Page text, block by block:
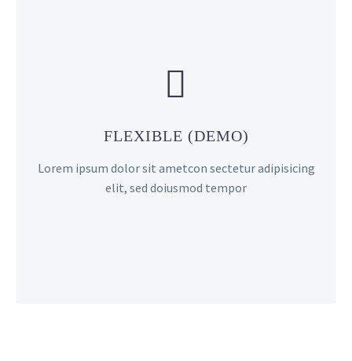


FLEXIBLE (DEMO)
Lorem ipsum dolor sit ametcon sectetur adipisicing
elit, sed doiusmod tempor